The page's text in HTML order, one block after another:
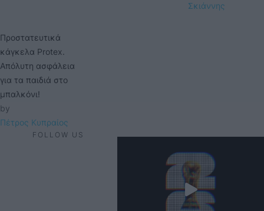
Σκιάννης
Προστατευτικά
κάγκελα Protex.
Απόλυτη ασφάλεια
για τα παιδιά στο
μπαλκόνι!
by
Πέτρος Κυπραίος
FOLLOW US